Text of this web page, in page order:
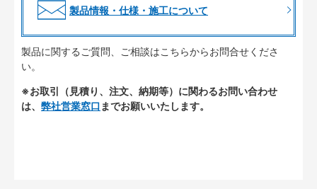
製品情報・仕様・施工について
製品に関するご質問、ご相談はこちらからお問合せくださ
い。
※お取引（見積り、注文、納期等）に関わるお問い合わせ
は、 弊社営業窓口 までお願いいたします。